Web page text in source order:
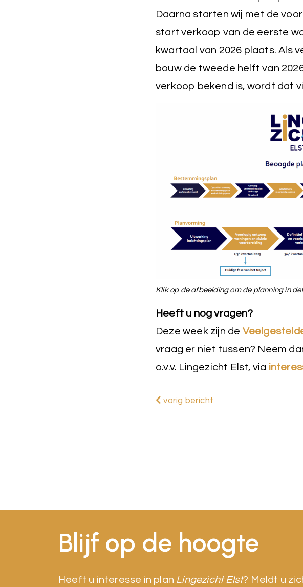
Daarna starten wij met de
start verkoop van de eerste
kwartaal van 2026 plaats. Als
bouw de tweede helft van
verkoop bekend is, wordt dat
Klik op de afbeelding om de planning in
Heeft u nog vragen?
Deze week zijn de
vraag er niet tussen? Neem
o.v.v. Lingezicht Elst, via
vorig bericht
Blijf op de hoogte
Heeft u interesse in plan Lingezicht Elst? Meldt u